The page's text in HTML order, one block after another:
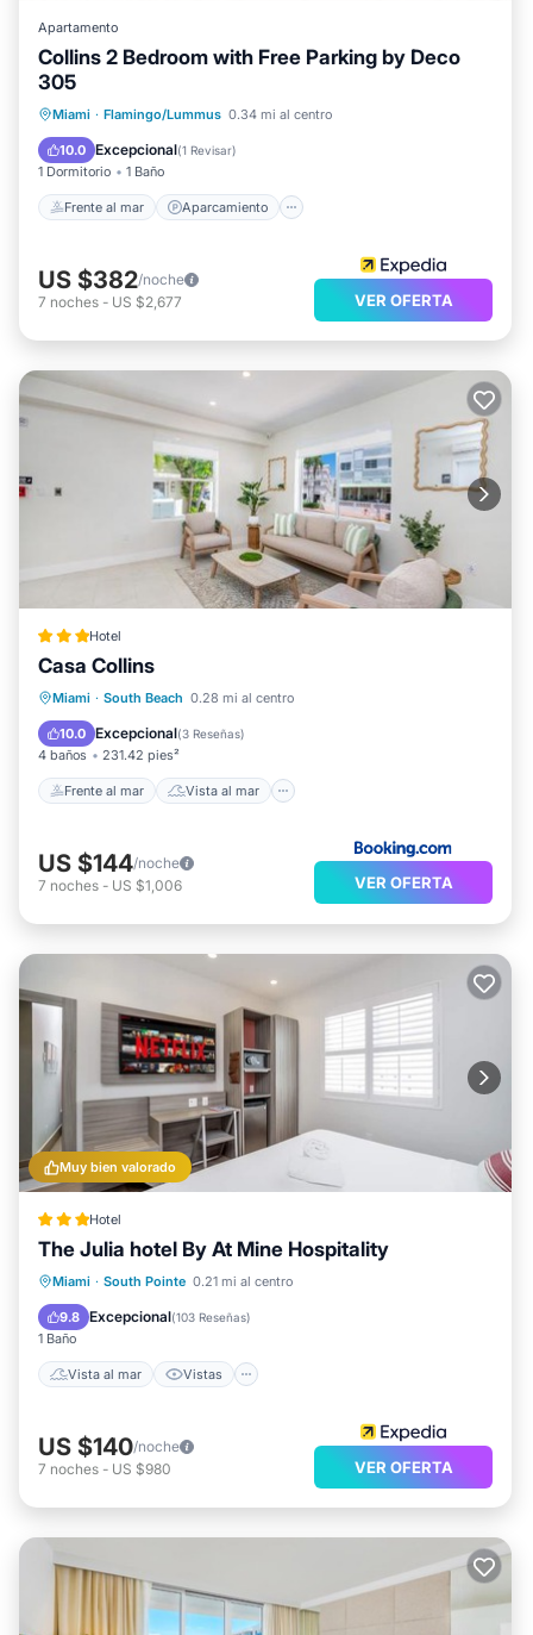
Apartamento
Collins 2 Bedroom with Free Parking by Deco
305
Miami · Flamingo/Lummus 0.34 mi al centro
10.0 Excepcional(1 Revisar)
1 Dormitorio 1 Baño
Frente al mar Aparcamiento
Frente al mar
Aparcamiento
Vista al mar
US $382/noche
7 noches - US $2,677 VER OFERTA
Hotel
Casa Collins
Miami · South Beach 0.28 mi al centro
10.0 Excepcional(3 Reseñas)
4 baños 231.42 pies²
Frente al mar Vista al mar
Frente al mar Vista al mar
Cocina
US $144/noche
7 noches - US $1,006 VER OFERTA
Muy bien valorado
Hotel
The Julia hotel By At Mine Hospitality
Miami · South Pointe 0.21 mi al centro
9.8 Excepcional(103 Reseñas)
1 Baño
Vista al mar Vistas
Vista al mar Vistas
Aire acondicionado
US $140/noche
7 noches - US $980 VER OFERTA